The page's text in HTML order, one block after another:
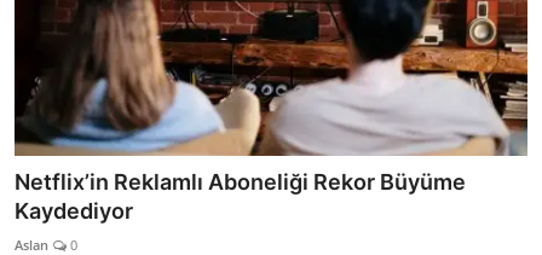
Netflix’in Reklamlı Aboneliği Rekor Büyüme
Kaydediyor
Aslan 0